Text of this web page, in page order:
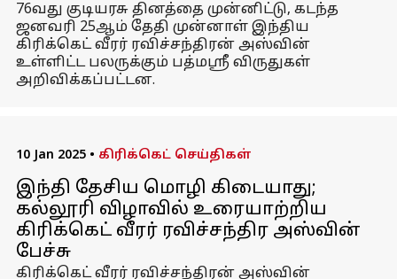
76வது குடியரசு தினத்தை முன்னிட்டு, கடந்த
ஜனவரி 25ஆம் தேதி முன்னாள் இந்திய
கிரிக்கெட் வீரர் ரவிச்சந்திரன் அஸ்வின்
உள்ளிட்ட பலருக்கும் பத்மஸ்ரீ விருதுகள்
அறிவிக்கப்பட்டன.
10 Jan 2025 • கிரிக்கெட் செய்திகள்
இந்தி தேசிய மொழி கிடையாது;
கல்லூரி விழாவில் உரையாற்றிய
கிரிக்கெட் வீரர் ரவிச்சந்திர அஸ்வின்
பேச்சு
கிரிக்கெட் வீரர் ரவிச்சந்திரன் அஸ்வின்